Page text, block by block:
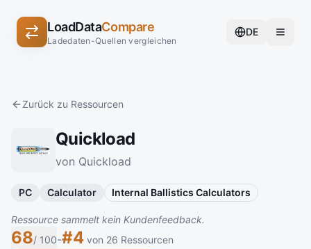
LoadDataCompare
Ladedaten-Quellen vergleichen
DE
Zurück zu Ressourcen
Quickload
von Quickload
PC Calculator Internal Ballistics Calculators
Ressource sammelt kein Kundenfeedback.
68/ 100-#4 von 26 Ressourcen